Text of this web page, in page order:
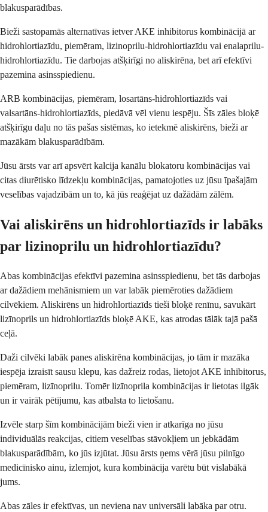
blakusparādības.
Bieži sastopamās alternatīvas ietver AKE inhibitorus kombinācijā ar
hidrohlortiazīdu, piemēram, lizinoprilu-hidrohlortiazīdu vai enalaprilu-
hidrohlortiazīdu. Tie darbojas atšķirīgi no aliskirēna, bet arī efektīvi
pazemina asinsspiedienu.
ARB kombinācijas, piemēram, losartāns-hidrohlortiazīds vai
valsartāns-hidrohlortiazīds, piedāvā vēl vienu iespēju. Šīs zāles bloķē
atšķirīgu daļu no tās pašas sistēmas, ko ietekmē aliskirēns, bieži ar
mazākām blakusparādībām.
Jūsu ārsts var arī apsvērt kalcija kanālu blokatoru kombinācijas vai
citas diurētisko līdzekļu kombinācijas, pamatojoties uz jūsu īpašajām
veselības vajadzībām un to, kā jūs reaģējat uz dažādām zālēm.
Vai aliskirēns un hidrohlortiazīds ir labāks
par lizinoprilu un hidrohlortiazīdu?
Abas kombinācijas efektīvi pazemina asinsspiedienu, bet tās darbojas
ar dažādiem mehānismiem un var labāk piemēroties dažādiem
cilvēkiem. Aliskirēns un hidrohlortiazīds tieši bloķē renīnu, savukārt
lizīnoprils un hidrohlortiazīds bloķē AKE, kas atrodas tālāk tajā pašā
ceļā.
Daži cilvēki labāk panes aliskirēna kombinācijas, jo tām ir mazāka
iespēja izraisīt sausu klepu, kas dažreiz rodas, lietojot AKE inhibitorus,
piemēram, lizīnoprilu. Tomēr lizīnoprila kombinācijas ir lietotas ilgāk
un ir vairāk pētījumu, kas atbalsta to lietošanu.
Izvēle starp šīm kombinācijām bieži vien ir atkarīga no jūsu
individuālās reakcijas, citiem veselības stāvokļiem un jebkādām
blakusparādībām, ko jūs izjūtat. Jūsu ārsts ņems vērā jūsu pilnīgo
medicīnisko ainu, izlemjot, kura kombinācija varētu būt vislabākā
jums.
Abas zāles ir efektīvas, un neviena nav universāli labāka par otru.